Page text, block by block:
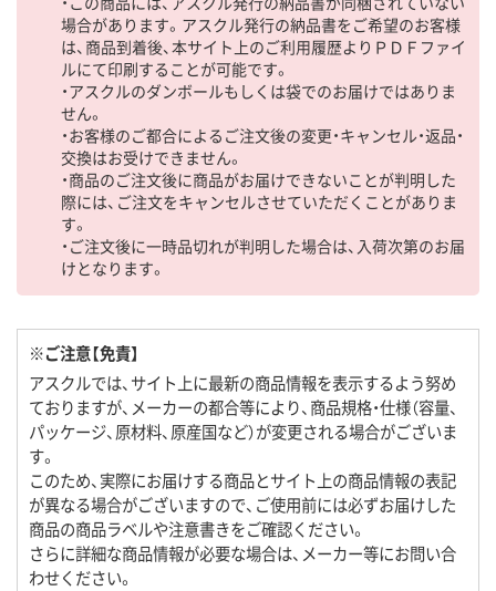
場合があります。アスクル発行の納品書をご希望のお客様
は、商品到着後、本サイト上のご利用履歴よりＰＤＦファイ
ルにて印刷することが可能です。
・アスクルのダンボールもしくは袋でのお届けではありま
せん。
・お客様のご都合によるご注文後の変更・キャンセル・返品・
交換はお受けできません。
・商品のご注文後に商品がお届けできないことが判明した
際には、ご注文をキャンセルさせていただくことがありま
す。
・ご注文後に一時品切れが判明した場合は、入荷次第のお届
けとなります。
※ご注意【免責】
アスクルでは、サイト上に最新の商品情報を表示するよう努め
ておりますが、メーカーの都合等により、商品規格・仕様（容量、
パッケージ、原材料、原産国など）が変更される場合がございま
す。
このため、実際にお届けする商品とサイト上の商品情報の表記
が異なる場合がございますので、ご使用前には必ずお届けした
商品の商品ラベルや注意書きをご確認ください。
さらに詳細な商品情報が必要な場合は、メーカー等にお問い合
わせください。